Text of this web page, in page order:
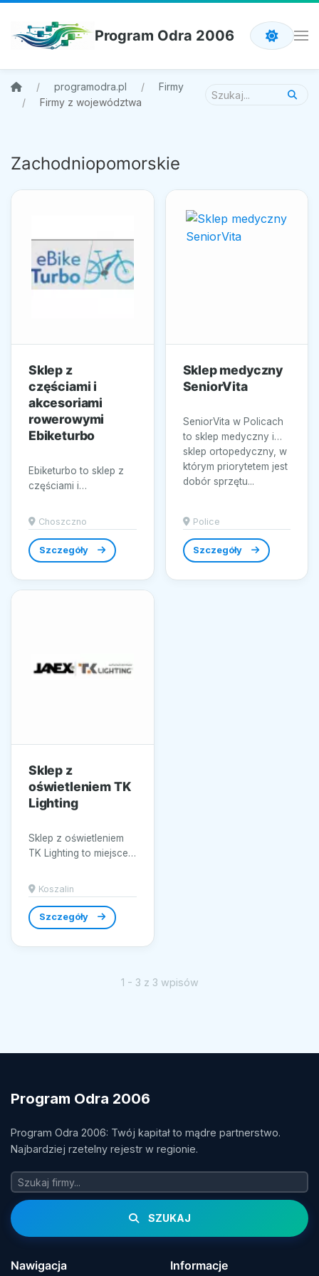
Program Odra 2006
programodra.pl
Firmy
Firmy z województwa
Zachodniopomorskie
Sklep z
częściami i
akcesoriami
rowerowymi
Ebiketurbo
Ebiketurbo to sklep z
częściami i
rowerowymi w
Choszczno, w którym
rośnie kompletność
oferty...
Choszczno
Szczegóły
Sklep medyczny
SeniorVita
SeniorVita w Policach
to sklep medyczny i
sklep ortopedyczny, w
którym priorytetem jest
dobór sprzętu...
Police
Szczegóły
Sklep z
oświetleniem TK
Lighting
Sklep z oświetleniem
TK Lighting to miejsce,
spotyka się z
funkcjonalnością....
Koszalin
Szczegóły
1 - 3 z 3 wpisów
Program Odra 2006
Program Odra 2006: Twój kapitał to mądre partnerstwo.
Najbardziej rzetelny rejestr w regionie.
SZUKAJ
Nawigacja Informacje